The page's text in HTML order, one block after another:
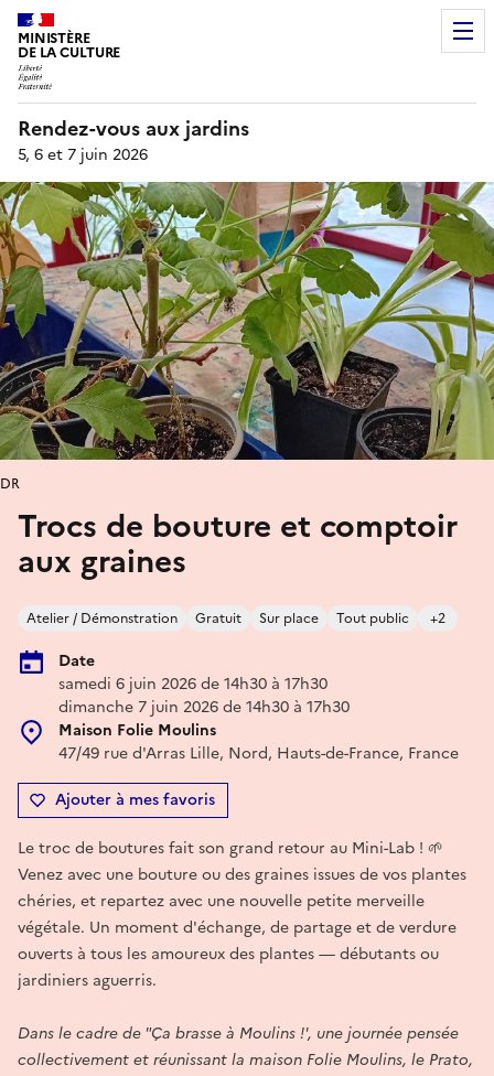
MINISTÈRE
DE LA CULTURE
Rendez-vous aux jardins
5, 6 et 7 juin 2026
Trocs de bouture et comptoir
aux graines
Atelier / Démonstration Gratuit Sur place Tout public +2
Date
samedi 6 juin 2026 de 14h30 à 17h30
dimanche 7 juin 2026 de 14h30 à 17h30
Maison Folie Moulins
47/49 rue d'Arras Lille, Nord, Hauts-de-France, France
Ajouter à mes favoris
DR
Le troc de boutures fait son grand retour au Mini-Lab ! 🌱
Venez avec une bouture ou des graines issues de vos plantes
chéries, et repartez avec une nouvelle petite merveille
végétale. Un moment d'échange, de partage et de verdure
ouverts à tous les amoureux des plantes — débutants ou
jardiniers aguerris.
Dans le cadre de "Ça brasse à Moulins !', une journée pensée
collectivement et réunissant la maison Folie Moulins, le Prato,